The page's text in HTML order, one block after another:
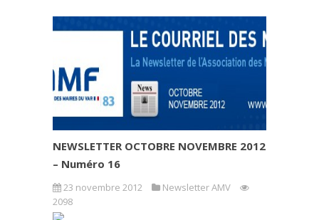
NEWSLETTER OCTOBRE NOVEMBRE 2012
– Numéro 16
23 novembre 2012
Newsletter AMV
2098